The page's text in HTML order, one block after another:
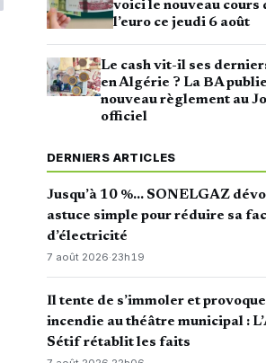
voici le nouveau cours
l’euro ce jeudi 6 août
Le cash vit-il ses
en Algérie ? La BA
nouveau règlement au
officiel
DERNIERS ARTICLES
Jusqu’à 10 %… SONELGAZ
astuce simple pour réduire sa
d’électricité
7 août 2026·23h19
Il tente de s’immoler et
incendie au théâtre municipal :
Sétif rétablit les faits